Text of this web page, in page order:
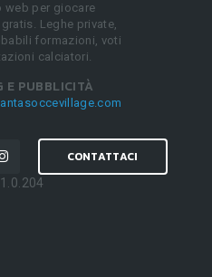
web per giocare
Leghe private,
formazioni, voti
calciatori.
E PUBBLICITÀ
CONTATTACI